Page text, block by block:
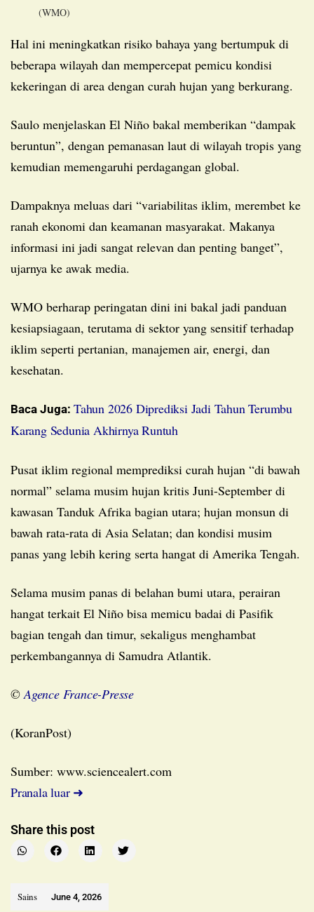
(WMO)
Hal ini meningkatkan risiko bahaya yang bertumpuk di
beberapa wilayah dan mempercepat pemicu kondisi
kekeringan di area dengan curah hujan yang berkurang.
Saulo menjelaskan El Niño bakal memberikan “dampak
beruntun”, dengan pemanasan laut di wilayah tropis yang
kemudian memengaruhi perdagangan global.
Dampaknya meluas dari “variabilitas iklim, merembet ke
ranah ekonomi dan keamanan masyarakat. Makanya
informasi ini jadi sangat relevan dan penting banget”,
ujarnya ke awak media.
WMO berharap peringatan dini ini bakal jadi panduan
kesiapsiagaan, terutama di sektor yang sensitif terhadap
iklim seperti pertanian, manajemen air, energi, dan
kesehatan.
Baca Juga: Tahun 2026 Diprediksi Jadi Tahun Terumbu
Karang Sedunia Akhirnya Runtuh
Pusat iklim regional memprediksi curah hujan “di bawah
normal” selama musim hujan kritis Juni-September di
kawasan Tanduk Afrika bagian utara; hujan monsun di
bawah rata-rata di Asia Selatan; dan kondisi musim
panas yang lebih kering serta hangat di Amerika Tengah.
Selama musim panas di belahan bumi utara, perairan
hangat terkait El Niño bisa memicu badai di Pasifik
bagian tengah dan timur, sekaligus menghambat
perkembangannya di Samudra Atlantik.
Agence France-Presse
(KoranPost)
Sumber: www.sciencealert.com
Pranala luar ➜
Share this post
Sains June 4, 2026